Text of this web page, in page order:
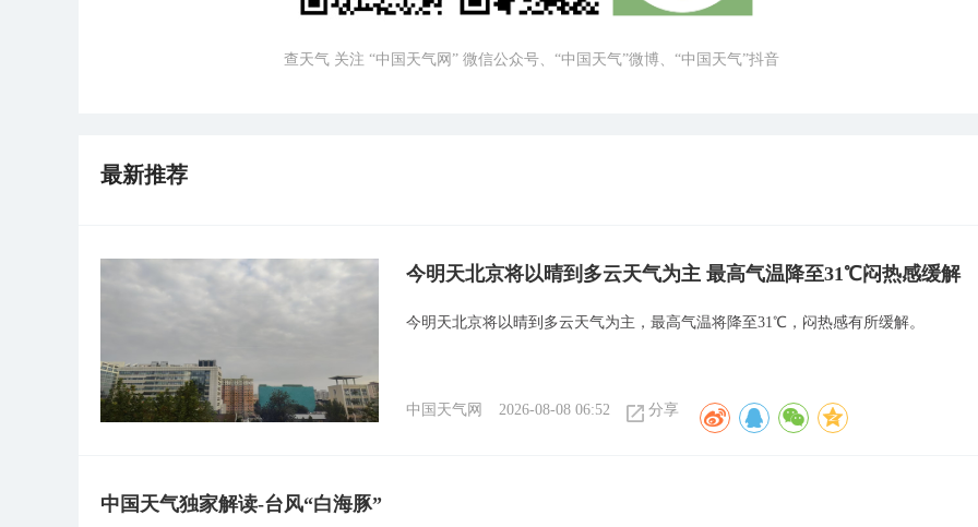
查天气 关注 “中国天气网” 微信公众号、“中国天气”微博、“中国天气”抖音
最新推荐
今明天北京将以晴到多云天气为主 最高气温降至31℃闷热感缓解
今明天北京将以晴到多云天气为主，最高气温将降至31℃，闷热感有所缓解。
中国天气网 2026-08-08 06:52 分享
中国天气独家解读-台风“白海豚”